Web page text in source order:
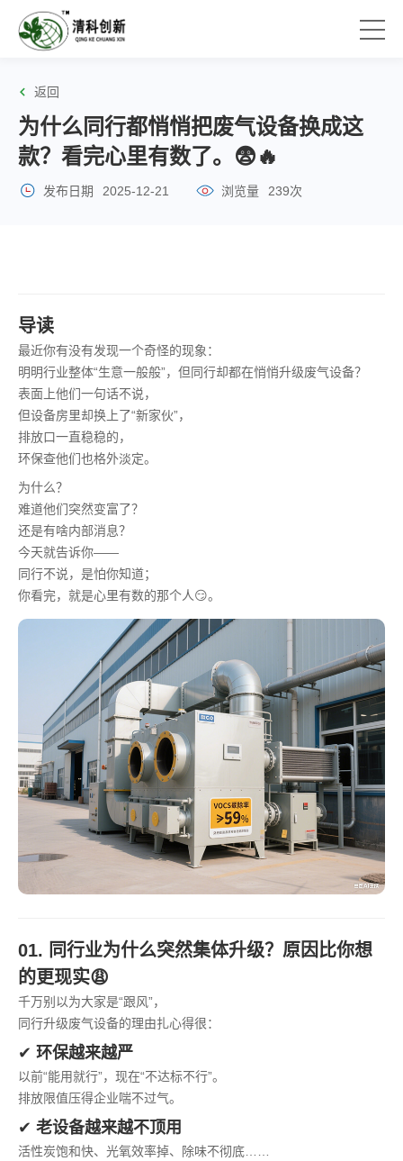
返回
为什么同行都悄悄把废气设备换成这
款？看完心里有数了。😨🔥
发布日期 2025-12-21 浏览量 239次
导读
最近你有没有发现一个奇怪的现象：
明明行业整体“生意一般般”，但同行却都在悄悄升级废气设备？
表面上他们一句话不说，
但设备房里却换上了“新家伙”，
排放口一直稳稳的，
环保查他们也格外淡定。
为什么？
难道他们突然变富了？
还是有啥内部消息？
今天就告诉你——
同行不说，是怕你知道；
你看完，就是心里有数的那个人😏。
01. 同行业为什么突然集体升级？原因比你想
的更现实😩
千万别以为大家是“跟风”，
同行升级废气设备的理由扎心得很：
✔ 环保越来越严
以前“能用就行”，现在“不达标不行”。
排放限值压得企业喘不过气。
✔ 老设备越来越不顶用
活性炭饱和快、光氧效率掉、除味不彻底……